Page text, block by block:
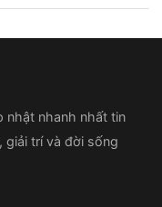
nhật nhanh nhất tin
giải trí và đời sống